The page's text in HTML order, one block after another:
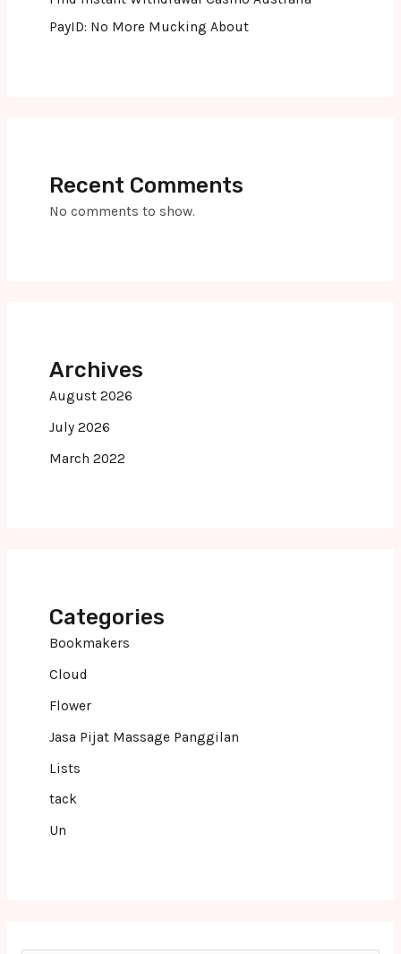
PayID: No More Mucking About
Recent Comments
No comments to show.
Archives
August 2026
July 2026
March 2022
Categories
Bookmakers
Cloud
Flower
Jasa Pijat Massage Panggilan
Lists
tack
Un